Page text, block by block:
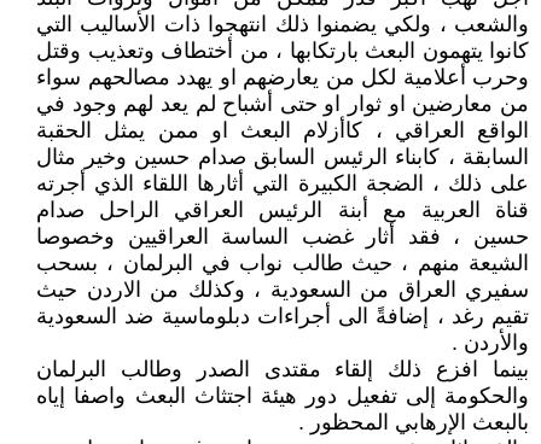
والشعب ، ولكي يضمنوا ذلك انتهجوا ذات الأساليب التي
كانوا يتهمون البعث بارتكابها ، من أختطاف وتعذيب وقتل
وحرب أعلامية لكل من يعارضهم او يهدد مصالحهم سواء
من معارضين او ثوار او حتى أشباح لم يعد لهم وجود في
الواقع العراقي ، كاأزلام البعث او ممن يمثل الحقبة
السابقة ، كابناء الرئيس السابق صدام حسين وخير مثال
على ذلك ، الضجة الكبيرة التي أثارها اللقاء الذي أجرته
قناة العربية مع أبنة الرئيس العراقي الراحل صدام
حسين ، فقد أثار غضب الساسة العراقيين وخصوصا
الشيعة منهم ، حيث طالب نواب في البرلمان ، بسحب
سفيري العراق من السعودية ، وكذلك من الاردن حيث
تقيم رغد ، إضافةً الى أجراءات دبلوماسية ضد السعودية
والأردن .
بينما افزع ذلك إلقاء مقتدى الصدر وطالب البرلمان
والحكومة إلى تفعيل دور هيئة اجتثاث البعث واصفا إياه
بالبعث الإرهابي المحظور .